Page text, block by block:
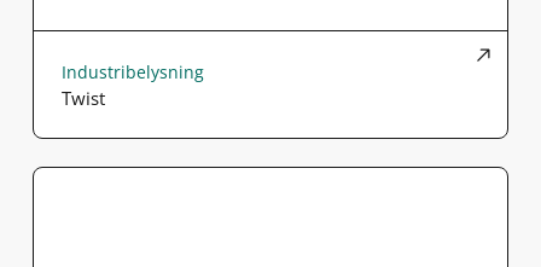
Industribelysning
Twist